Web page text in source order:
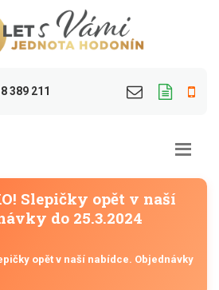
389 211
Slepičky opět v naší
do 25.3.2024
opět v naší nabídce. Objednávky